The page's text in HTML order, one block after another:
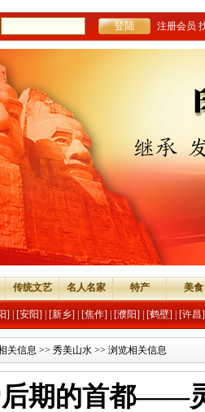
注册会员
传统文艺 名人名家 特产 美食
] [安阳] [新乡] [焦作] [濮阳] [鹤壁] [许昌]
关信息 >> 秀美山水 >> 浏览相关信息
期的首都——